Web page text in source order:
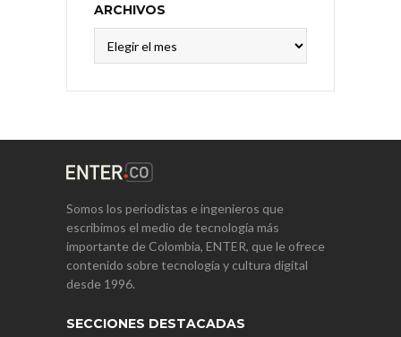
ARCHIVOS
Somos los periodistas e ingenieros que
escribimos el medio de tecnología más
importante de Colombia, ENTER, que le ofrece
contenido sobre tecnología y cultura digital
desde 1996.
SECCIONES DESTACADAS